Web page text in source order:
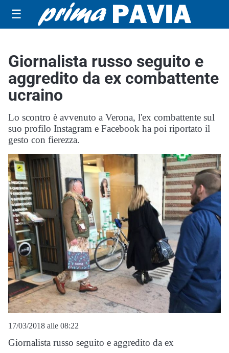
☰
Giornalista russo seguito e
aggredito da ex combattente
ucraino
Lo scontro è avvenuto a Verona, l'ex combattente sul
suo profilo Instagram e Facebook ha poi riportato il
gesto con fierezza.
17/03/2018 alle 08:22
Giornalista russo seguito e aggredito da ex